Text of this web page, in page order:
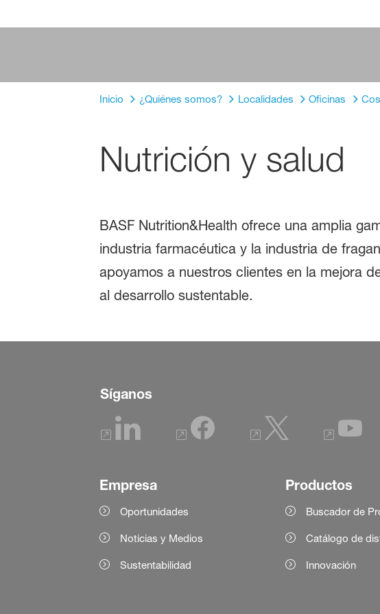
Inicio ¿Quiénes somos? Localidades Oficinas
Nutrición y salud
BASF Nutrition&Health ofrece una amplia
industria farmacéutica y la industria de
apoyamos a nuestros clientes en la mejora
al desarrollo sustentable.
Síganos
Empresa
Oportunidades
Noticias y Medios
Sustentabilidad
Productos
Buscador de
Catálogo de
Innovación